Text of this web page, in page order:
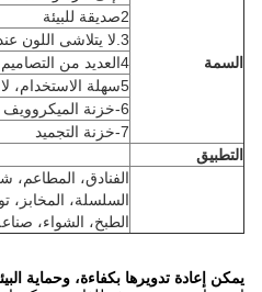
السمة
4العديد من التصاميم والألوان
5سهلة الاستخدام، لا حاجة إلى العفن الخبز إضافية
التطبيق
الفنادق، المطاعم،
السلسلة، المخابز،
الطبخ، الشواء، صناعة
يمكن إعادة تدويرها بكفاءة، وحماية